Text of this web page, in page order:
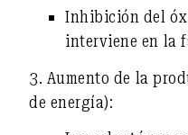
Inhibición del
interviene en la
3. Aumento de la
de energía):